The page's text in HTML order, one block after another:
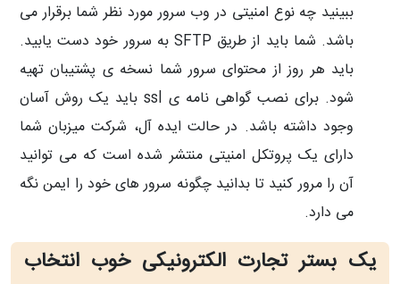
ببینید چه نوع امنیتی در وب سرور مورد نظر شما برقرار می
باشد. شما باید از طریق SFTP به سرور خود دست یابید.
باید هر روز از محتوای سرور شما نسخه ی پشتیبان تهیه
شود. برای نصب گواهی نامه ی ssl باید یک روش آسان
وجود داشته باشد. در حالت ایده آل، شرکت میزبان شما
دارای یک پروتکل امنیتی منتشر شده است که می توانید
آن را مرور کنید تا بدانید چگونه سرور های خود را ایمن نگه
می دارد.
یک بستر تجارت الکترونیکی خوب انتخاب